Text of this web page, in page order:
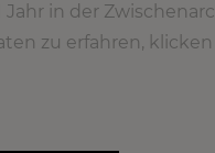
in der
zu erfahren, klicken